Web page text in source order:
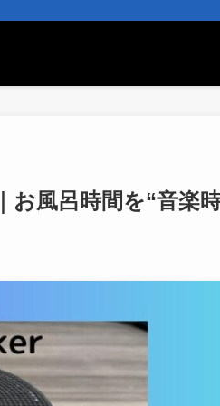
風呂時間を“音楽時